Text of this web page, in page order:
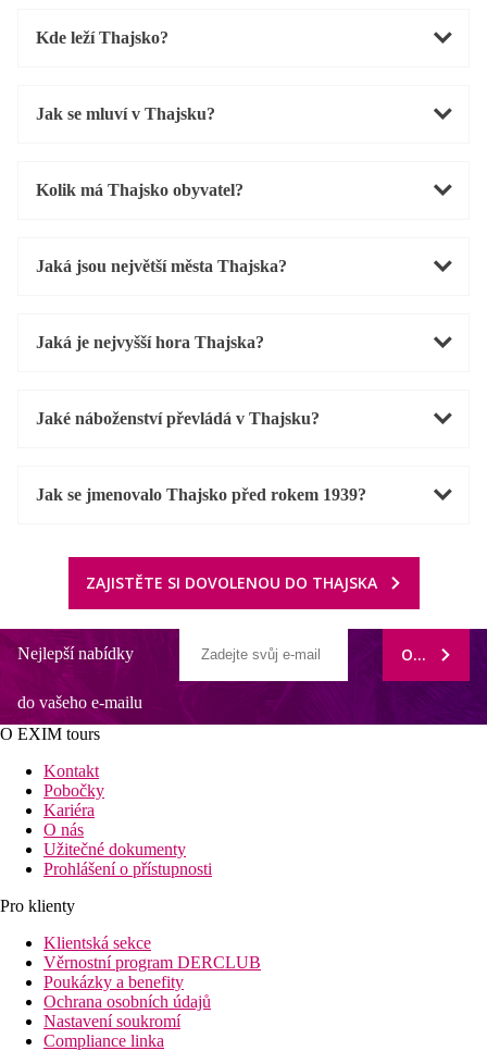
Kde leží Thajsko?
Jak se mluví v Thajsku?
Kolik má Thajsko obyvatel?
Jaká jsou největší města Thajska?
Jaká je nejvyšší hora Thajska?
Jaké náboženství převládá v Thajsku?
Jak se jmenovalo Thajsko před rokem 1939?
ZAJISTĚTE SI DOVOLENOU DO THAJSKA
Nejlepší nabídky
do vašeho e-mailu
ODEBÍRAT
O EXIM tours
Kontakt
Pobočky
Kariéra
O nás
Užitečné dokumenty
Prohlášení o přístupnosti
Pro klienty
Klientská sekce
Věrnostní program DERCLUB
Poukázky a benefity
Ochrana osobních údajů
Nastavení soukromí
Compliance linka